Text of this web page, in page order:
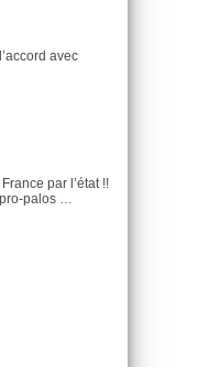
avec
par l’état !!
pro-palos …